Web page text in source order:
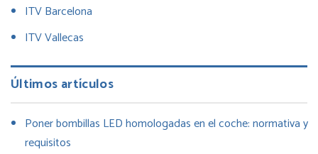
ITV Barcelona
ITV Vallecas
Últimos artículos
Poner bombillas LED homologadas en el coche: normativa y
requisitos